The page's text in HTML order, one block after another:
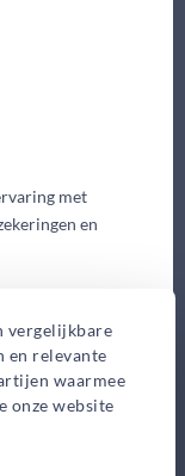
vergelijkbare
en relevante
waarmee
onze website
met
en